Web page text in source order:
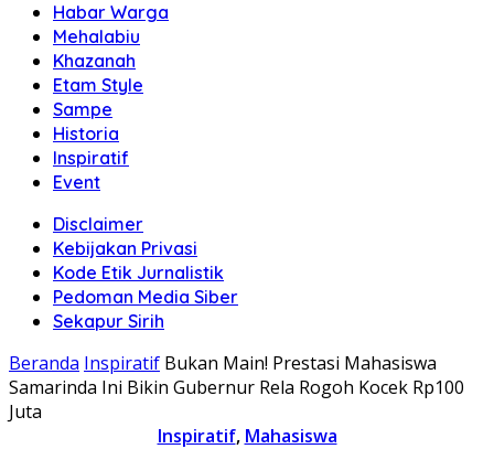
Habar Warga
Mehalabiu
Khazanah
Etam Style
Sampe
Historia
Inspiratif
Event
Disclaimer
Kebijakan Privasi
Kode Etik Jurnalistik
Pedoman Media Siber
Sekapur Sirih
Beranda Inspiratif Bukan Main! Prestasi Mahasiswa
Samarinda Ini Bikin Gubernur Rela Rogoh Kocek Rp100
Juta
Inspiratif, Mahasiswa